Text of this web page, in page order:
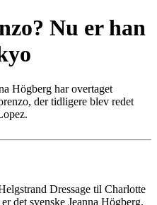
Nu er han
Högberg har overtaget
der tidligere blev redet
Dressage til Charlotte
det svenske Jeanna Högberg,